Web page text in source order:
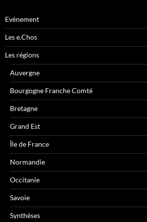
Evénement
Les e.Chos
Les régions
Auvergne
Bourgogne Franche Comté
Bretagne
Grand Est
Île de France
Normandie
Occitanie
Savoie
Synthèses